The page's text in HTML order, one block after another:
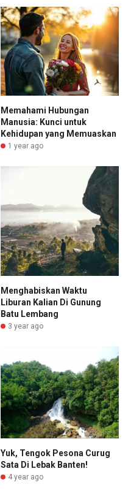
Memahami Hubungan
Manusia: Kunci untuk
Kehidupan yang Memuaskan
1 year ago
Menghabiskan Waktu
Liburan Kalian Di Gunung
Batu Lembang
3 year ago
Yuk, Tengok Pesona Curug
Sata Di Lebak Banten!
4 year ago